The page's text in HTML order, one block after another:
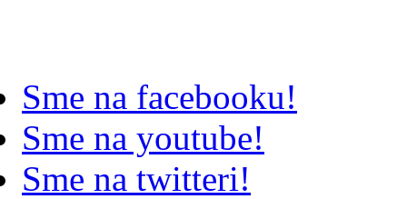
Sme na facebooku!
Sme na youtube!
Sme na twitteri!